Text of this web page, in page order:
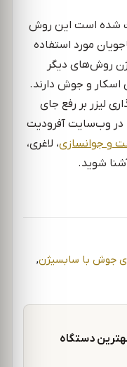
شده است این روش
مورد استفاده
روش‌های دیگر
اسکار و جوش دارند.
لیزر بر رفع جای
در وب‌سایت آفرودیت
و جوانسازی، لاغری،
شوید.
جوش با سابسیژن,
دستگاه